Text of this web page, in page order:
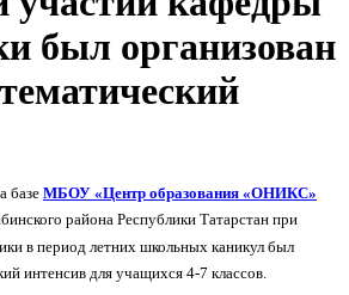
был организован
базе МБОУ «Центр образования «ОНИКС»
района Республики Татарстан при
в период летних школьных каникул был
интенсив для учащихся 4-7 классов.